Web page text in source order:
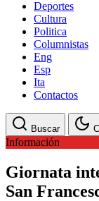
Deportes
Cultura
Politica
Columnistas
Eng
Esp
Ita
Contactos
Buscar
Información
Giornata
San